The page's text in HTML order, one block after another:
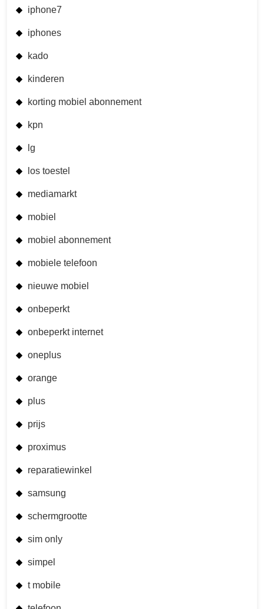
iphone7
iphones
kado
kinderen
korting mobiel abonnement
kpn
lg
los toestel
mediamarkt
mobiel
mobiel abonnement
mobiele telefoon
nieuwe mobiel
onbeperkt
onbeperkt internet
oneplus
orange
plus
prijs
proximus
reparatiewinkel
samsung
schermgrootte
sim only
simpel
t mobile